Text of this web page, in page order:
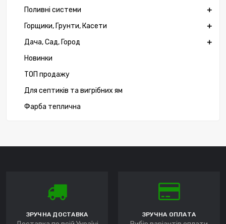
Поливні системи
Горщики, Грунти, Касети
Дача, Сад, Город
Новинки
ТОП продажу
Для септиків та вигрібних ям
Фарба теплична
ЗРУЧНА ДОСТАВКА ЗРУЧНА ОПЛАТА